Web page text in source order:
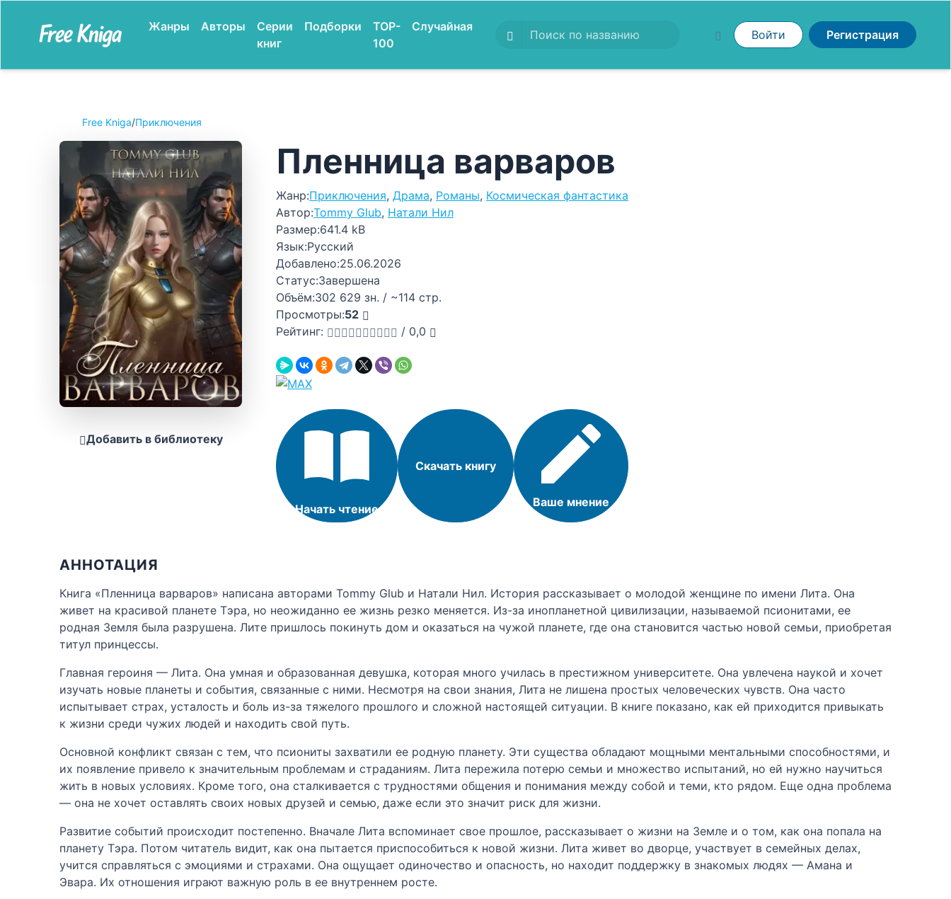
Жанры Авторы
Серии
книг
Подборки
TOP-
100
Случайная
Войти Регистрация
Free Kniga/Приключения
Добавить в библиотеку
Пленница варваров
Жанр:Приключения, Драма, Романы, Космическая фантастика
Автор:Tommy Glub, Натали Нил
Размер:641.4 kB
Язык:Русский
Добавлено:25.06.2026
Статус:Завершена
Объём:302 629 зн. / ~114 стр.
Просмотры:52
Рейтинг:
/ 0,0
Начать чтение
Скачать книгу
Ваше мнение
АННОТАЦИЯ
Книга «Пленница варваров» написана авторами Tommy Glub и Натали Нил. История рассказывает о молодой женщине по имени Лита. Она
живет на красивой планете Тэра, но неожиданно ее жизнь резко меняется. Из-за инопланетной цивилизации, называемой псионитами, ее
родная Земля была разрушена. Лите пришлось покинуть дом и оказаться на чужой планете, где она становится частью новой семьи, приобретая
титул принцессы.
Главная героиня — Лита. Она умная и образованная девушка, которая много училась в престижном университете. Она увлечена наукой и хочет
изучать новые планеты и события, связанные с ними. Несмотря на свои знания, Лита не лишена простых человеческих чувств. Она часто
испытывает страх, усталость и боль из-за тяжелого прошлого и сложной настоящей ситуации. В книге показано, как ей приходится привыкать
к жизни среди чужих людей и находить свой путь.
Основной конфликт связан с тем, что псиониты захватили ее родную планету. Эти существа обладают мощными ментальными способностями, и
их появление привело к значительным проблемам и страданиям. Лита пережила потерю семьи и множество испытаний, но ей нужно научиться
жить в новых условиях. Кроме того, она сталкивается с трудностями общения и понимания между собой и теми, кто рядом. Еще одна проблема
— она не хочет оставлять своих новых друзей и семью, даже если это значит риск для жизни.
Развитие событий происходит постепенно. Вначале Лита вспоминает свое прошлое, рассказывает о жизни на Земле и о том, как она попала на
планету Тэра. Потом читатель видит, как она пытается приспособиться к новой жизни. Лита живет во дворце, участвует в семейных делах,
учится справляться с эмоциями и страхами. Она ощущает одиночество и опасность, но находит поддержку в знакомых людях — Амана и
Эвара. Их отношения играют важную роль в ее внутреннем росте.